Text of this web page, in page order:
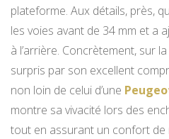
plateforme. Aux détails, près,
les voies avant de 34 mm et a
à l’arrière. Concrètement, sur
surpris par son excellent
non loin de celui d’une
montre sa vivacité lors des
tout en assurant un confort de